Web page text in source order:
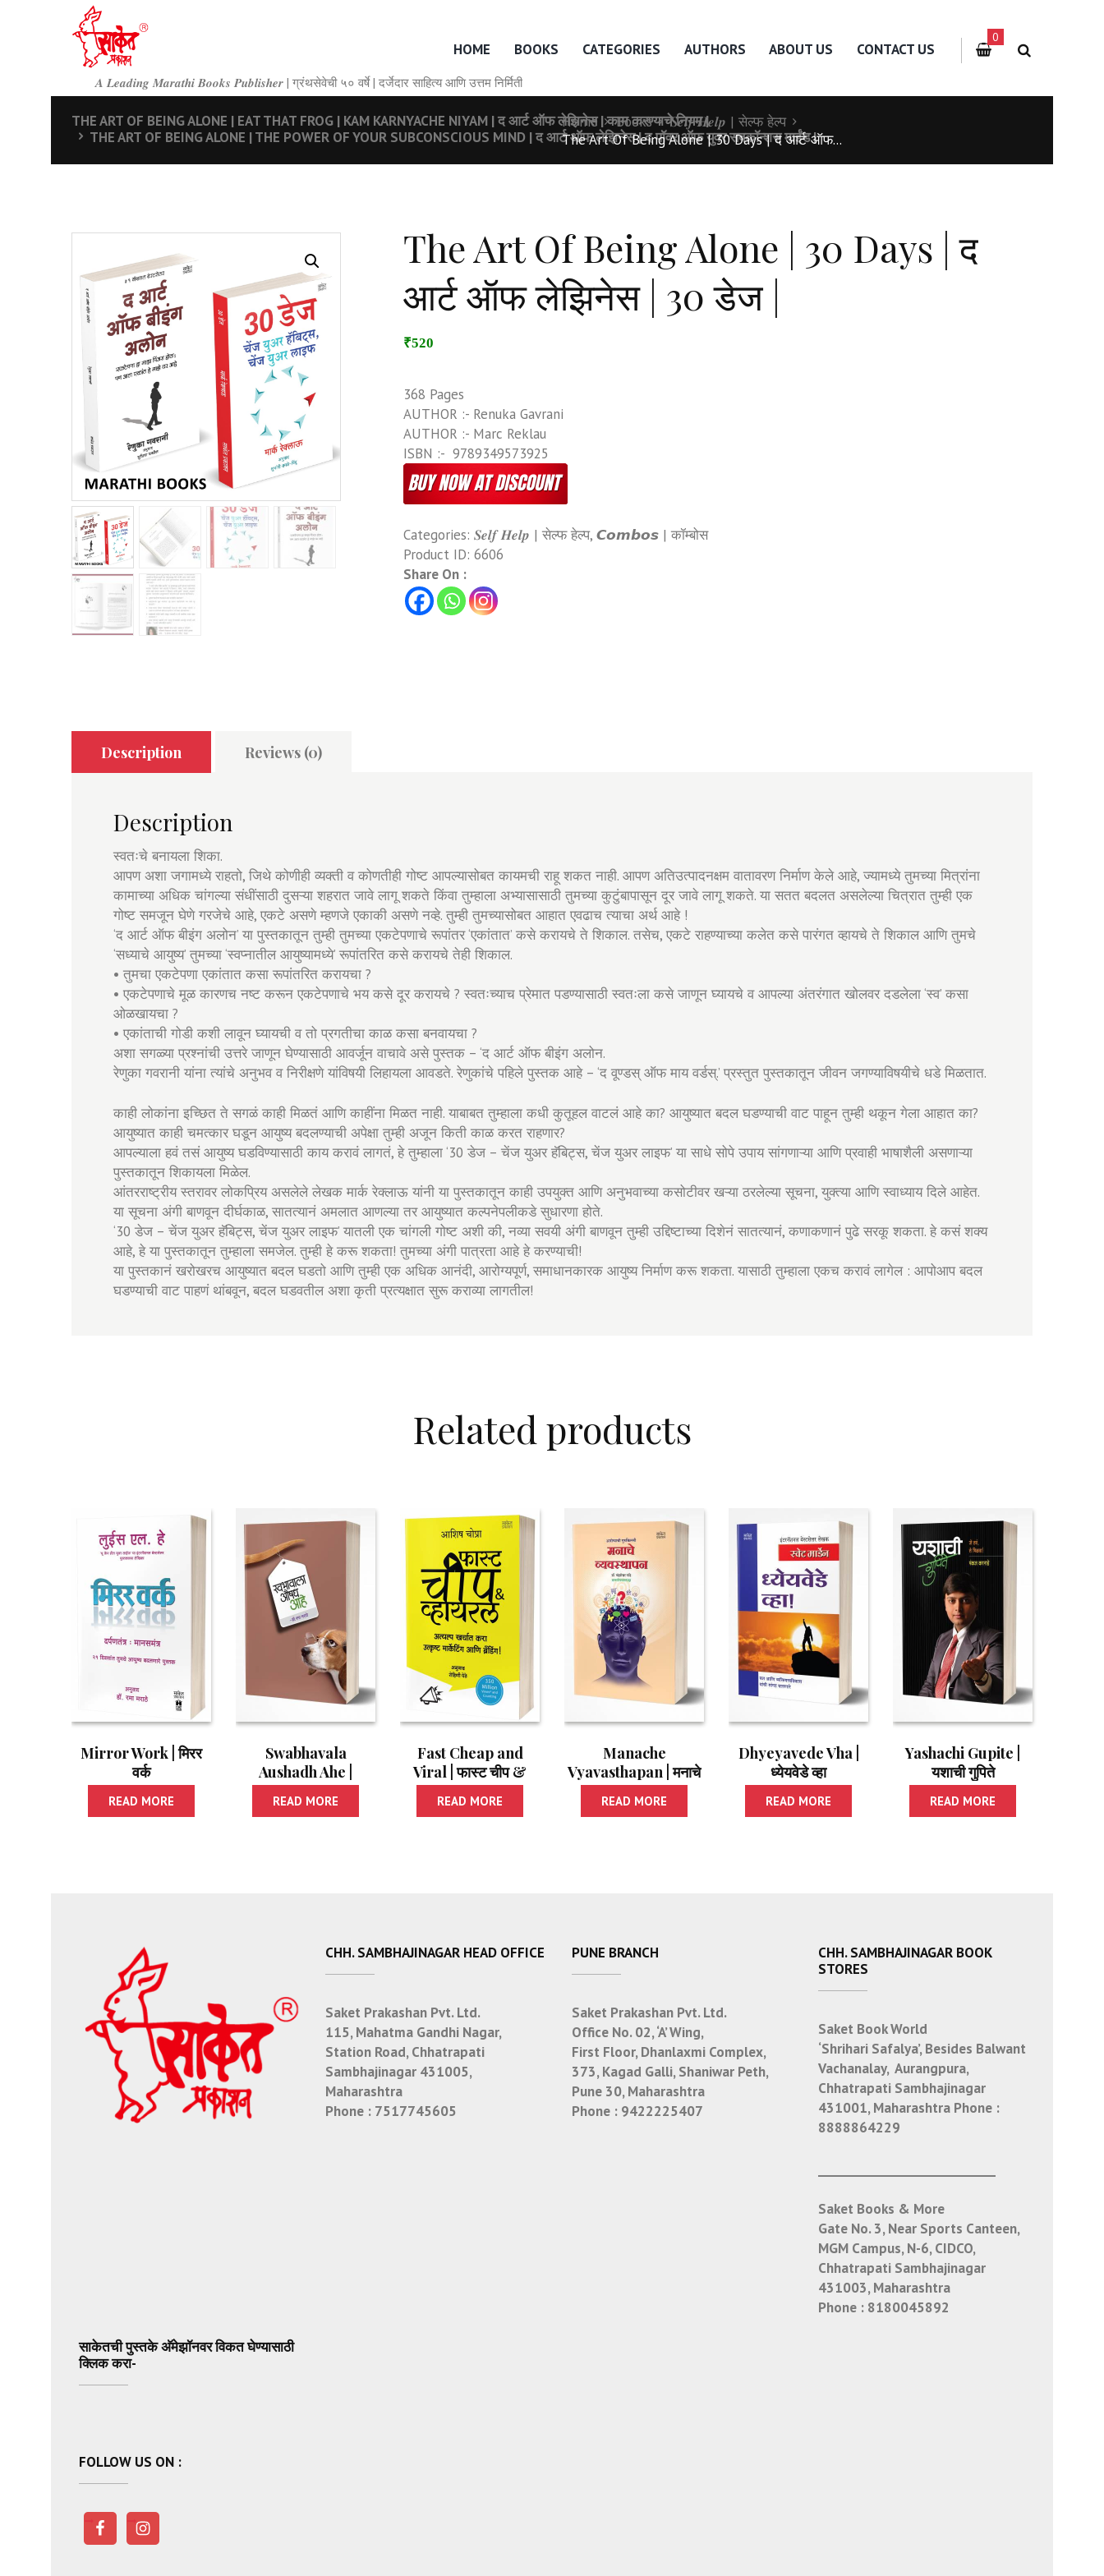
𝑨 𝑳𝒆𝒂𝒅𝒊𝒏𝒈 𝑴𝒂𝒓𝒂𝒕𝒉𝒊 𝑩𝒐𝒐𝒌𝒔 𝑷𝒖𝒃𝒍𝒊𝒔𝒉𝒆𝒓 | ग्रंथसेवेची ५० वर्षे | दर्जेदार साहित्य आणि उत्तम निर्मिती
HOME BOOKS CATEGORIES AUTHORS ABOUT US CONTACT US
0
THE ART OF BEING ALONE | EAT THAT FROG | KAM KARNYACHE NIYAM | द आर्ट ऑफ लेझिनेस | काम करण्याचे नियम |
THE ART OF BEING ALONE | THE POWER OF YOUR SUBCONSCIOUS MIND | द आर्ट ऑफ लेझिनेस | द पॉवर ऑफ युवर सबकॉन्शस माईंड |
Home Books
𝑺𝒆𝒍𝒇 𝑯𝒆𝒍𝒑 | सेल्फ हेल्प
The Art Of Being Alone | 30 Days | द आर्ट ऑफ...
The Art Of Being Alone | 30 Days | द
आर्ट ऑफ लेझिनेस | 30 डेज |
₹520
368 Pages
AUTHOR :- Renuka Gavrani
AUTHOR :- Marc Reklau
ISBN :- ‎ 9789349573925
Categories: 𝑺𝒆𝒍𝒇 𝑯𝒆𝒍𝒑 | सेल्फ हेल्प, 𝘾𝙤𝙢𝙗𝙤𝙨 | कॉम्बोस
Product ID: 6606
Share On :
Description Reviews (0)
Description
स्वतःचे बनायला शिका.
आपण अशा जगामध्ये राहतो, जिथे कोणीही व्यक्ती व कोणतीही गोष्ट आपल्यासोबत कायमची राहू शकत नाही. आपण अतिउत्पादनक्षम वातावरण निर्माण केले आहे, ज्यामध्ये तुमच्या मित्रांना
कामाच्या अधिक चांगल्या संधींसाठी दुसऱ्या शहरात जावे लागू शकते किंवा तुम्हाला अभ्यासासाठी तुमच्या कुटुंबापासून दूर जावे लागू शकते. या सतत बदलत असलेल्या चित्रात तुम्ही एक
गोष्ट समजून घेणे गरजेचे आहे, एकटे असणे म्हणजे एकाकी असणे नव्हे. तुम्ही तुमच्यासोबत आहात एवढाच त्याचा अर्थ आहे !
‘द आर्ट ऑफ बीइंग अलोन’ या पुस्तकातून तुम्ही तुमच्या एकटेपणाचे रूपांतर ‘एकांतात’ कसे करायचे ते शिकाल. तसेच, एकटे राहण्याच्या कलेत कसे पारंगत व्हायचे ते शिकाल आणि तुमचे
‘सध्याचे आयुष्य’ तुमच्या ‘स्वप्नातील आयुष्यामध्ये’ रूपांतरित कसे करायचे तेही शिकाल.
• तुमचा एकटेपणा एकांतात कसा रूपांतरित करायचा ?
• एकटेपणाचे मूळ कारणच नष्ट करून एकटेपणाचे भय कसे दूर करायचे ? स्वतःच्याच प्रेमात पडण्यासाठी स्वतःला कसे जाणून घ्यायचे व आपल्या अंतरंगात खोलवर दडलेला ‘स्व’ कसा
ओळखायचा ?
• एकांताची गोडी कशी लावून घ्यायची व तो प्रगतीचा काळ कसा बनवायचा ?
अशा सगळ्या प्रश्नांची उत्तरे जाणून घेण्यासाठी आवर्जून वाचावे असे पुस्तक – ‘द आर्ट ऑफ बीइंग अलोन.
रेणुका गवरानी यांना त्यांचे अनुभव व निरीक्षणे यांविषयी लिहायला आवडते. रेणुकांचे पहिले पुस्तक आहे – ‘द वूण्डस् ऑफ माय वर्डस्.’ प्रस्तुत पुस्तकातून जीवन जगण्याविषयीचे धडे मिळतात.
काही लोकांना इच्छित ते सगळं काही मिळतं आणि काहींना मिळत नाही. याबाबत तुम्हाला कधी कुतूहल वाटलं आहे का? आयुष्यात बदल घडण्याची वाट पाहून तुम्ही थकून गेला आहात का?
आयुष्यात काही चमत्कार घडून आयुष्य बदलण्याची अपेक्षा तुम्ही अजून किती काळ करत राहणार?
आपल्याला हवं तसं आयुष्य घडविण्यासाठी काय करावं लागतं, हे तुम्हाला ‘30 डेज – चेंज युअर हॅबिट्स, चेंज युअर लाइफ’ या साधे सोपे उपाय सांगणाऱ्या आणि प्रवाही भाषाशैली असणाऱ्या
पुस्तकातून शिकायला मिळेल.
आंतरराष्ट्रीय स्तरावर लोकप्रिय असलेले लेखक मार्क रेक्लाऊ यांनी या पुस्तकातून काही उपयुक्त आणि अनुभवाच्या कसोटीवर खऱ्या ठरलेल्या सूचना, युक्त्या आणि स्वाध्याय दिले आहेत.
या सूचना अंगी बाणवून दीर्घकाळ, सातत्यानं अमलात आणल्या तर आयुष्यात कल्पनेपलीकडे सुधारणा होते.
‘30 डेज – चेंज युअर हॅबिट्स, चेंज युअर लाइफ’ यातली एक चांगली गोष्ट अशी की, नव्या सवयी अंगी बाणवून तुम्ही उद्दिष्टाच्या दिशेनं सातत्यानं, कणाकणानं पुढे सरकू शकता. हे कसं शक्य
आहे, हे या पुस्तकातून तुम्हाला समजेल. तुम्ही हे करू शकता! तुमच्या अंगी पात्रता आहे हे करण्याची!
या पुस्तकानं खरोखरच आयुष्यात बदल घडतो आणि तुम्ही एक अधिक आनंदी, आरोग्यपूर्ण, समाधानकारक आयुष्य निर्माण करू शकता. यासाठी तुम्हाला एकच करावं लागेल : आपोआप बदल
घडण्याची वाट पाहणं थांबवून, बदल घडवतील अशा कृती प्रत्यक्षात सुरू कराव्या लागतील!
Related products
Mirror Work | मिरर
वर्क
READ MORE
Swabhavala
Aushadh Ahe |
स्वभावाला औषध आहे
READ MORE
Fast Cheap and
Viral | फास्ट चीप &
व्हायरल
READ MORE
Manache
Vyavasthapan | मनाचे
व्यवस्थापन
READ MORE
Dhyeyavede Vha |
ध्येयवेडे व्हा
READ MORE
Yashachi Gupite |
यशाची गुपिते
READ MORE
CHH. SAMBHAJINAGAR HEAD OFFICE
Saket Prakashan Pvt. Ltd.
115, Mahatma Gandhi Nagar,
Station Road, Chhatrapati
Sambhajinagar 431005,
Maharashtra
Phone : 7517745605
PUNE BRANCH
Saket Prakashan Pvt. Ltd.
Office No. 02, ‘A’ Wing,
First Floor, Dhanlaxmi Complex,
373, Kagad Galli, Shaniwar Peth,
Pune 30, Maharashtra
Phone : 9422225407
CHH. SAMBHAJINAGAR BOOK
STORES
Saket Book World
‘Shrihari Safalya’, Besides Balwant
Vachanalay, Aurangpura,
Chhatrapati Sambhajinagar
431001, Maharashtra Phone :
8888864229
Saket Books & More
Gate No. 3, Near Sports Canteen,
MGM Campus, N-6, CIDCO,
Chhatrapati Sambhajinagar
431003, Maharashtra
Phone : 8180045892
साकेतची पुस्तके अ‍ॅमेझॉनवर विकत घेण्यासाठी
क्लिक करा-
FOLLOW US ON :